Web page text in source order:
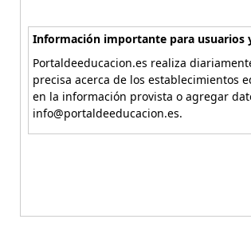
Información importante para usuarios
Portaldeeducacion.es realiza
precisa acerca de los establecimientos
en la información provista o agregar
info@portaldeeducacion.es.